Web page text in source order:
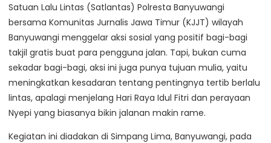
Satuan Lalu Lintas (Satlantas) Polresta Banyuwangi
bersama Komunitas Jurnalis Jawa Timur (KJJT) wilayah
Banyuwangi menggelar aksi sosial yang positif bagi-bagi
takjil gratis buat para pengguna jalan. Tapi, bukan cuma
sekadar bagi-bagi, aksi ini juga punya tujuan mulia, yaitu
meningkatkan kesadaran tentang pentingnya tertib berlalu
lintas, apalagi menjelang Hari Raya Idul Fitri dan perayaan
Nyepi yang biasanya bikin jalanan makin rame.
Kegiatan ini diadakan di Simpang Lima, Banyuwangi, pada